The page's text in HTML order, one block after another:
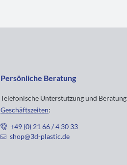
Persönliche Beratung
Telefonische Unterstützung und Beratung
Geschäftszeiten:
+49 (0) 21 66 / 4 30 33
shop@3d-plastic.de